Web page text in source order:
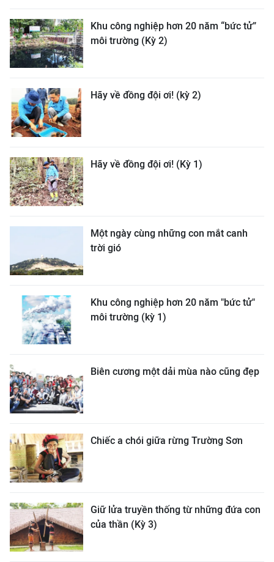
Khu công nghiệp hơn 20 năm “bức tử”
môi trường (Kỳ 2)
Hãy về đồng đội ơi! (kỳ 2)
Hãy về đồng đội ơi! (Kỳ 1)
Một ngày cùng những con mắt canh
trời gió
Khu công nghiệp hơn 20 năm "bức tử"
môi trường (kỳ 1)
Biên cương một dải mùa nào cũng đẹp
Chiếc a chói giữa rừng Trường Sơn
Giữ lửa truyền thống từ những đứa con
của thần (Kỳ 3)